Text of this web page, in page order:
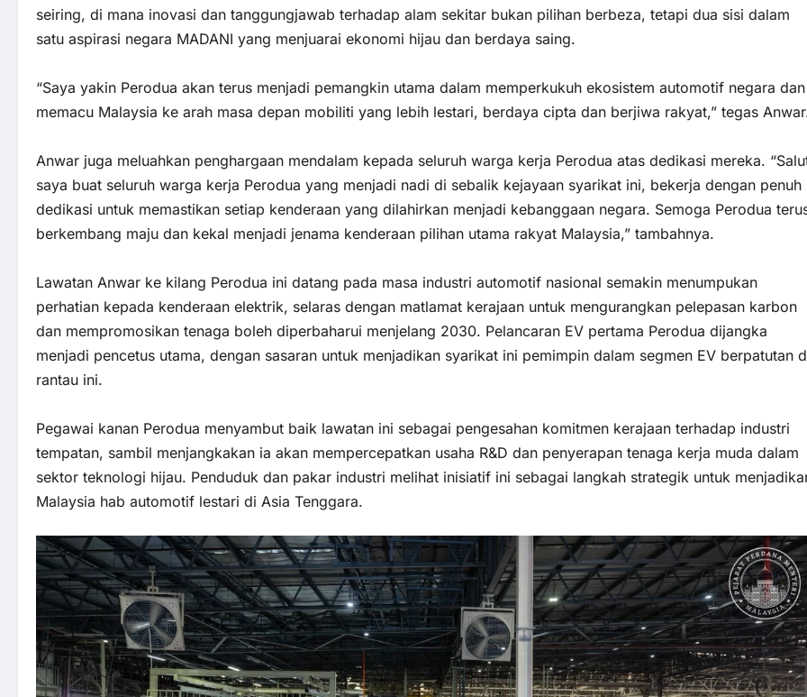
seiring, di mana inovasi dan tanggungjawab terhadap alam sekitar bukan pilihan berbeza, tetapi dua sisi dalam
satu aspirasi negara MADANI yang menjuarai ekonomi hijau dan berdaya saing.
“Saya yakin Perodua akan terus menjadi pemangkin utama dalam memperkukuh ekosistem automotif negara dan
memacu Malaysia ke arah masa depan mobiliti yang lebih lestari, berdaya cipta dan berjiwa rakyat,” tegas
Anwar juga meluahkan penghargaan mendalam kepada seluruh warga kerja Perodua atas dedikasi mereka.
saya buat seluruh warga kerja Perodua yang menjadi nadi di sebalik kejayaan syarikat ini, bekerja dengan penuh
dedikasi untuk memastikan setiap kenderaan yang dilahirkan menjadi kebanggaan negara. Semoga Perodua
berkembang maju dan kekal menjadi jenama kenderaan pilihan utama rakyat Malaysia,” tambahnya.
Lawatan Anwar ke kilang Perodua ini datang pada masa industri automotif nasional semakin menumpukan
perhatian kepada kenderaan elektrik, selaras dengan matlamat kerajaan untuk mengurangkan pelepasan karbon
dan mempromosikan tenaga boleh diperbaharui menjelang 2030. Pelancaran EV pertama Perodua dijangka
menjadi pencetus utama, dengan sasaran untuk menjadikan syarikat ini pemimpin dalam segmen EV berpatutan
rantau ini.
Pegawai kanan Perodua menyambut baik lawatan ini sebagai pengesahan komitmen kerajaan terhadap industri
tempatan, sambil menjangkakan ia akan mempercepatkan usaha R&D dan penyerapan tenaga kerja muda dalam
sektor teknologi hijau. Penduduk dan pakar industri melihat inisiatif ini sebagai langkah strategik untuk
Malaysia hab automotif lestari di Asia Tenggara.